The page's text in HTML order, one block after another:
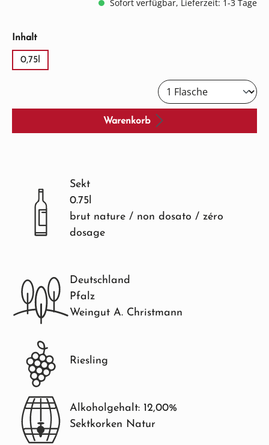
Sofort verfügbar, Lieferzeit: 1-3 Tage
Inhaltauswählen
0,75l
Warenkorb
Sekt
0.75l
brut nature / non dosato / zéro
dosage
Deutschland
Pfalz
Weingut A. Christmann
Riesling
Alkoholgehalt: 12,00%
Sektkorken Natur